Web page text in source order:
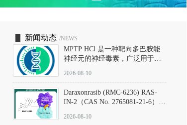
a
新闻动态 /NEWS
MPTP HCl 是一种靶向多巴胺能
神经元的神经毒素，广泛用于构
以盐酸盐形式存在，可触发线粒
用即为选择性损毁中脑黑质致密
部多巴胺能神经元，从而可靠模
拟帕金森病的核心病理与行为表
2026-08-10
Daraxonrasib (RMC-6236) RAS-
IN-2（CAS No. 2765081-21-6）：
向KRAS/NRAS/HRAS的广谱RAS
2026-08-10